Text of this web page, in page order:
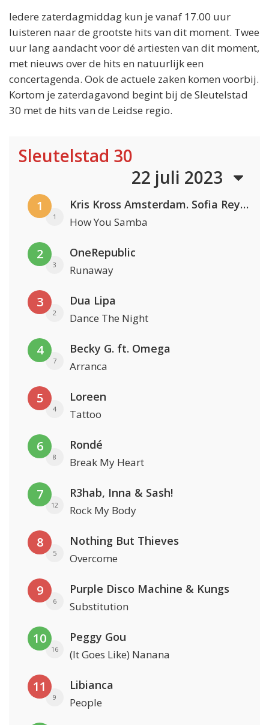
Iedere zaterdagmiddag kun je vanaf 17.00 uur
luisteren naar de grootste hits van dit moment. Twee
uur lang aandacht voor dé artiesten van dit moment,
met nieuws over de hits en natuurlijk een
concertagenda. Ook de actuele zaken komen voorbij.
Kortom je zaterdagavond begint bij de Sleutelstad
30 met de hits van de Leidse regio.
Sleutelstad 30
22 juli 2023
1
1
Kris Kross Amsterdam. Sofia Reyes & Tinie Tempah
How You Samba
2
3
OneRepublic
Runaway
3
2
Dua Lipa
Dance The Night
4
7
Becky G. ft. Omega
Arranca
5
4
Loreen
Tattoo
6
8
Rondé
Break My Heart
7
12
R3hab, Inna & Sash!
Rock My Body
8
5
Nothing But Thieves
Overcome
9
6
Purple Disco Machine & Kungs
Substitution
10
16
Peggy Gou
(It Goes Like) Nanana
11
9
Libianca
People